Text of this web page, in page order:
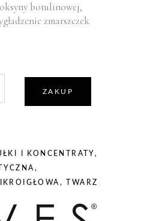
botulinowej,
zmarszczek
ZAKUP
I KONCENTRATY ,
,
, TWARZ